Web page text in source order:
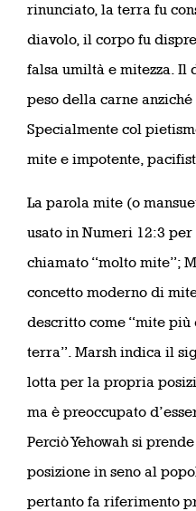
rinunciato, la terra fu
diavolo, il corpo fu
falsa umiltà e mitezza. Il
peso della carne
Specialmente col
mite e impotente,
La parola mite (o
usato in Numeri 12:3
chiamato “molto mite”;
concetto moderno di
descritto come “mite
terra”. Marsh indica il
lotta per la propria
ma è preoccupato
Perciò Yehowah si
posizione in seno al
pertanto fa riferimento